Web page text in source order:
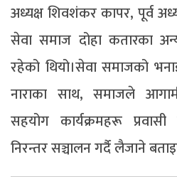
अध्यक्ष शिवशंकर कापर, पूर्व
सेवा समाज दोहा कतारका
रहेको थियो।सेवा समाजको
नाराका साथ, समाजले
सहयोग कार्यक्रमहरू
निरन्तर सञ्चालन गर्दै लैजाने